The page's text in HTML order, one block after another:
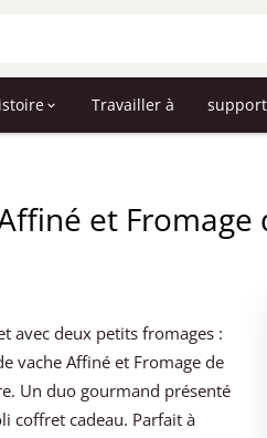
Travailler à
et Fromage
avec deux petits fromages :
vache Affiné et Fromage de
Un duo gourmand présenté
coffret cadeau. Parfait à